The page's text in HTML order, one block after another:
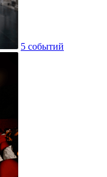
5 событий